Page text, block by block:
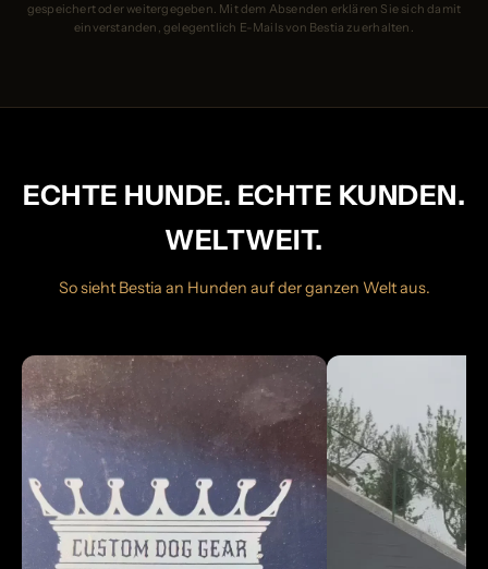
gespeichert oder weitergegeben. Mit dem Absenden erklären Sie sich damit
einverstanden, gelegentlich E-Mails von Bestia zu erhalten.
ECHTE HUNDE. ECHTE KUNDEN.
WELTWEIT.
So sieht Bestia an Hunden auf der ganzen Welt aus.